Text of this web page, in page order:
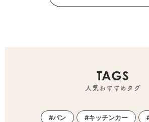
TAGS
人気おすすめタグ
パン キッチンカー